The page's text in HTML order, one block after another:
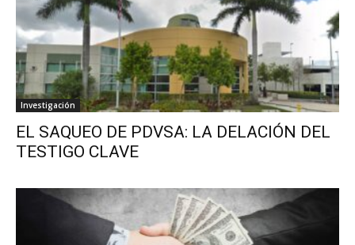
Investigación
EL SAQUEO DE PDVSA: LA DELACIÓN DEL
TESTIGO CLAVE